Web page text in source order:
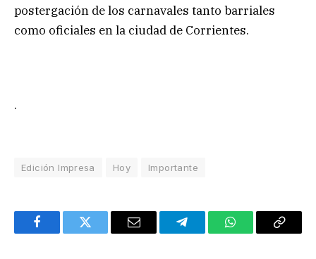
postergación de los carnavales tanto barriales
como oficiales en la ciudad de Corrientes.
.
Edición Impresa Hoy Importante
FacebookTwitter Email TelegramWhatsAppCopy